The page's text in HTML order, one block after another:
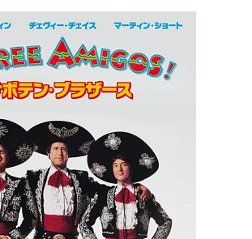
声の出演
ーズ3／クリスマス大決戦！（2006） 出
ーズン6）（2004-2005）＜TV＞ ゲスト
リック！（2004）＜未＞ キャラクター創
OV＞ 声の出演
ての冒険（2002）＜OV＞ 声の出演
（シーズン3）（2002）＜TV＞ ゲスト出